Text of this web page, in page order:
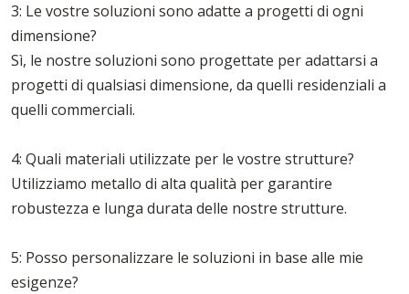
3: Le vostre soluzioni sono adatte a progetti di ogni
dimensione?
Sì, le nostre soluzioni sono progettate per adattarsi a
progetti di qualsiasi dimensione, da quelli residenziali a
quelli commerciali.
4: Quali materiali utilizzate per le vostre strutture?
Utilizziamo metallo di alta qualità per garantire
robustezza e lunga durata delle nostre strutture.
5: Posso personalizzare le soluzioni in base alle mie
esigenze?